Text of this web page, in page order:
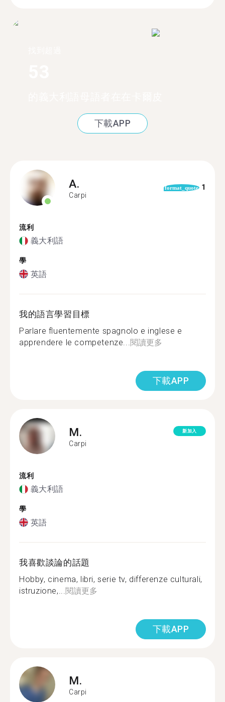
下載APP
A.
Carpi
format_quote 1
流利
義大利語
學
英語
我的語言學習目標
Parlare fluentemente spagnolo e inglese e
apprendere le competenze... 閱讀更多
下載APP
M.
Carpi
新加入
流利
義大利語
學
英語
我喜歡談論的話題
Hobby, cinema, libri, serie tv, differenze culturali,
istruzione,... 閱讀更多
下載APP
M.
Carpi